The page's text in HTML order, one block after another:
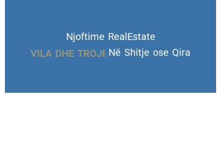
Njoftime RealEstate
VILA DHE TROJE